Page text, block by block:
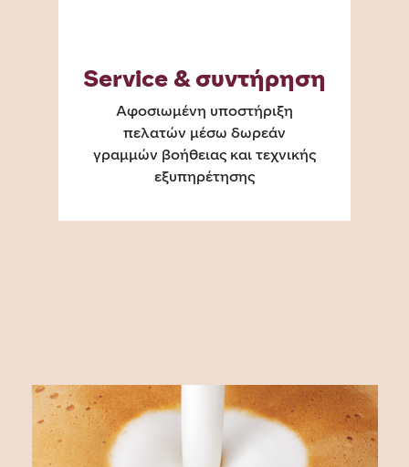
Service & συντήρηση
Αφοσιωμένη υποστήριξη
πελατών μέσω δωρεάν
γραμμών βοήθειας και τεχνικής
εξυπηρέτησης